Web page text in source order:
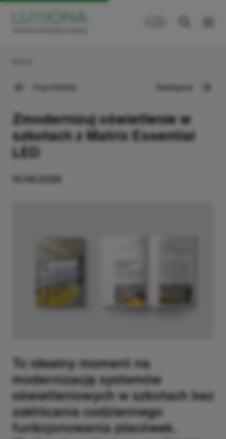
Poprzednie Następne
Zmodernizuj oświetlenie w
szkołach z Matrix Essential
LED
10.06.2026
To idealny moment na
modernizację systemów
oświetleniowych w szkołach bez
zakłócania codziennego
funkcjonowania placówek.